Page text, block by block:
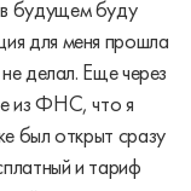
будущем буду
для меня прошла
делал. Еще через
из ФНС, что я
был открыт сразу
и тариф